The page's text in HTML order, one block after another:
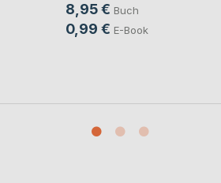
8,95 € Buch
0,99 € E-Book